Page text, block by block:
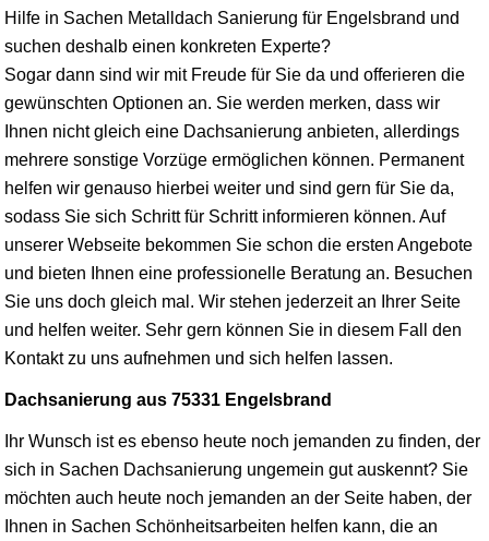
Hilfe in Sachen Metalldach Sanierung für Engelsbrand und
suchen deshalb einen konkreten Experte?
Sogar dann sind wir mit Freude für Sie da und offerieren die
gewünschten Optionen an. Sie werden merken, dass wir
Ihnen nicht gleich eine Dachsanierung anbieten, allerdings
mehrere sonstige Vorzüge ermöglichen können. Permanent
helfen wir genauso hierbei weiter und sind gern für Sie da,
sodass Sie sich Schritt für Schritt informieren können. Auf
unserer Webseite bekommen Sie schon die ersten Angebote
und bieten Ihnen eine professionelle Beratung an. Besuchen
Sie uns doch gleich mal. Wir stehen jederzeit an Ihrer Seite
und helfen weiter. Sehr gern können Sie in diesem Fall den
Kontakt zu uns aufnehmen und sich helfen lassen.
Dachsanierung aus 75331 Engelsbrand
Ihr Wunsch ist es ebenso heute noch jemanden zu finden, der
sich in Sachen Dachsanierung ungemein gut auskennt? Sie
möchten auch heute noch jemanden an der Seite haben, der
Ihnen in Sachen Schönheitsarbeiten helfen kann, die an